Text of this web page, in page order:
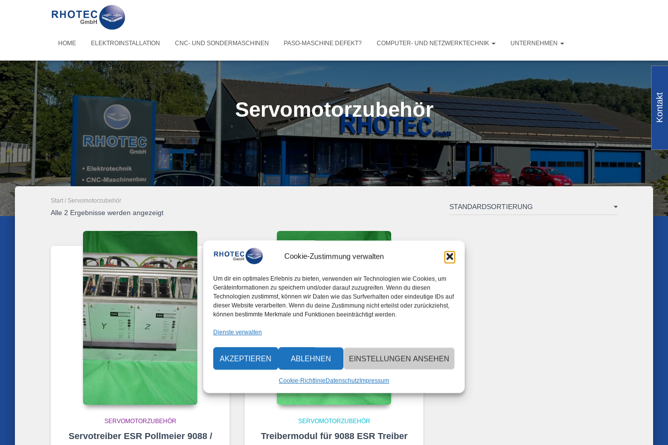
Cookie-Zustimmung verwalten
Um dir ein optimales Erlebnis zu bieten, verwenden wir Technologien wie Cookies, um
Geräteinformationen zu speichern und/oder darauf zuzugreifen. Wenn du diesen
Technologien zustimmst, können wir Daten wie das Surfverhalten oder eindeutige IDs auf
dieser Website verarbeiten. Wenn du deine Zustimmung nicht erteilst oder zurückziehst,
können bestimmte Merkmale und Funktionen beeinträchtigt werden.
Dienste verwalten
AKZEPTIEREN ABLEHNEN EINSTELLUNGEN ANSEHEN
Cookie-RichtlinieDatenschutzImpressum
HOME ELEKTROINSTALLATION CNC- UND SONDERMASCHINEN PASO-MASCHINE DEFEKT? COMPUTER- UND NETZWERKTECHNIK UNTERNEHMEN
Servomotorzubehör
Start / Servomotorzubehör
Alle 2 Ergebnisse werden angezeigt
SERVOMOTORZUBEHÖR
Servotreiber ESR Pollmeier 9088 /
SERVOMOTORZUBEHÖR
Treibermodul für 9088 ESR Treiber
Kontakt